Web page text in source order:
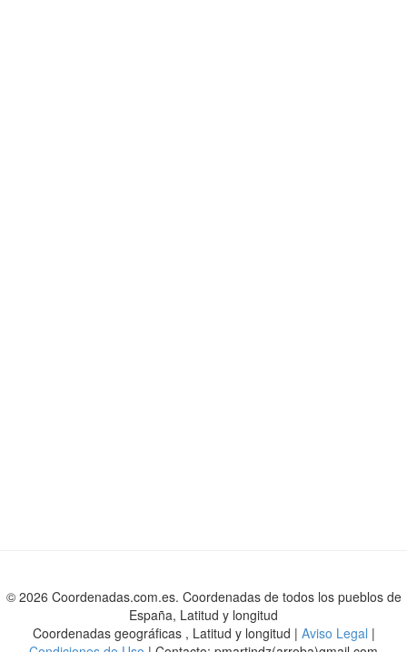
© 2026 Coordenadas.com.es. Coordenadas de todos los pueblos de
España, Latitud y longitud
Coordenadas geográficas , Latitud y longitud | Aviso Legal |